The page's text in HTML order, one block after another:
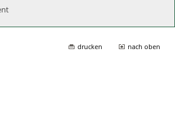
drucken nach oben